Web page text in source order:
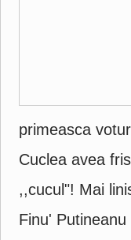
primeasca
Cuclea avea
,,cucul"! Mai
Finu'